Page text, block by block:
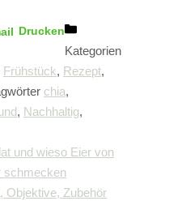
Drucken
Kategorien
Frühstück, Rezept,
chia,
, Nachhaltig,
und wieso Eier von
schmecken
Objektive, Zubehör